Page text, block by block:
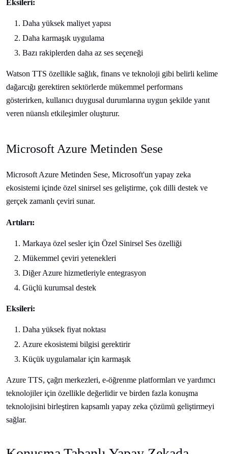
Eksileri:
Daha yüksek maliyet yapısı
Daha karmaşık uygulama
Bazı rakiplerden daha az ses seçeneği
Watson TTS özellikle sağlık, finans ve teknoloji gibi belirli kelime
dağarcığı gerektiren sektörlerde mükemmel performans
gösterirken, kullanıcı duygusal durumlarına uygun şekilde yanıt
veren nüanslı etkileşimler oluşturur.
Microsoft Azure Metinden Sese
Microsoft Azure Metinden Sese, Microsoft'un yapay zeka
ekosistemi içinde özel sinirsel ses geliştirme, çok dilli destek ve
gerçek zamanlı çeviri sunar.
Artıları:
Markaya özel sesler için Özel Sinirsel Ses özelliği
Mükemmel çeviri yetenekleri
Diğer Azure hizmetleriyle entegrasyon
Güçlü kurumsal destek
Eksileri:
Daha yüksek fiyat noktası
Azure ekosistemi bilgisi gerektirir
Küçük uygulamalar için karmaşık
Azure TTS, çağrı merkezleri, e-öğrenme platformları ve yardımcı
teknolojiler için özellikle değerlidir ve birden fazla konuşma
teknolojisini birleştiren kapsamlı yapay zeka çözümü geliştirmeyi
sağlar.